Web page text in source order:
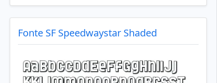
Fonte SF Speedwaystar Shaded